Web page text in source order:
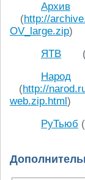
Архив
(http://
OV_large.zip)
ЯТВ
Народ
(http://
web.zip.html)
РуТьюб (